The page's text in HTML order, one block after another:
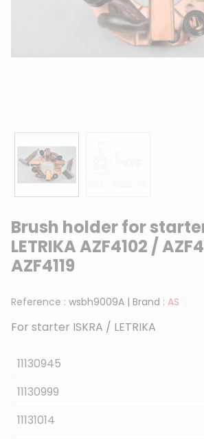
Brush holder for
LETRIKA AZF4102 /
AZF4119
Reference : wsbh9009A | Brand : AS
For starter ISKRA / LETRIKA
11130945
11130999
11131014